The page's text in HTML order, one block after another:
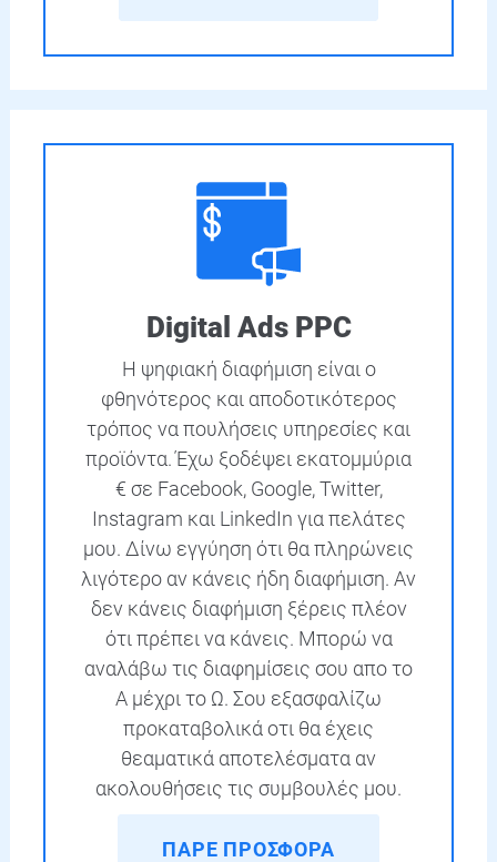
Digital Ads PPC
Η ψηφιακή διαφήμιση είναι ο
φθηνότερος και αποδοτικότερος
τρόπος να πουλήσεις υπηρεσίες και
προϊόντα. Έχω ξοδέψει εκατομμύρια
€ σε Facebook, Google, Twitter,
Instagram και LinkedIn για πελάτες
μου. Δίνω εγγύηση ότι θα πληρώνεις
λιγότερο αν κάνεις ήδη διαφήμιση. Αν
δεν κάνεις διαφήμιση ξέρεις πλέον
ότι πρέπει να κάνεις. Μπορώ να
αναλάβω τις διαφημίσεις σου απο το
Α μέχρι το Ω. Σου εξασφαλίζω
προκαταβολικά οτι θα έχεις
θεαματικά αποτελέσματα αν
ακολουθήσεις τις συμβουλές μου.
ΠΑΡΕ ΠΡΟΣΦΟΡΑ